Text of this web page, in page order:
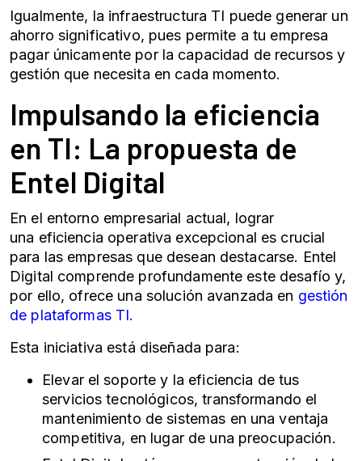
Igualmente, la infraestructura TI puede generar un
ahorro significativo, pues permite a tu empresa
pagar únicamente por la capacidad de recursos y
gestión que necesita en cada momento.
Impulsando la eficiencia
en TI: La propuesta de
Entel Digital
En el entorno empresarial actual, lograr
una eficiencia operativa excepcional es crucial
para las empresas que desean destacarse. Entel
Digital comprende profundamente este desafío y,
por ello, ofrece una solución avanzada en gestión
de plataformas TI.
Esta iniciativa está diseñada para:
Elevar el soporte y la eficiencia de tus
servicios tecnológicos, transformando el
mantenimiento de sistemas en una ventaja
competitiva, en lugar de una preocupación.